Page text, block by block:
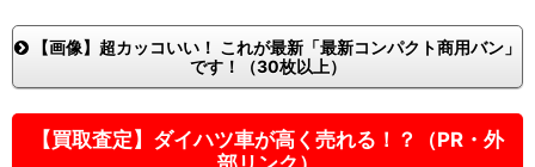
【画像】超カッコいい！ これが最新「最新コンパクト商用バン」
です！（30枚以上）
【買取査定】ダイハツ車が高く売れる！？（PR・外